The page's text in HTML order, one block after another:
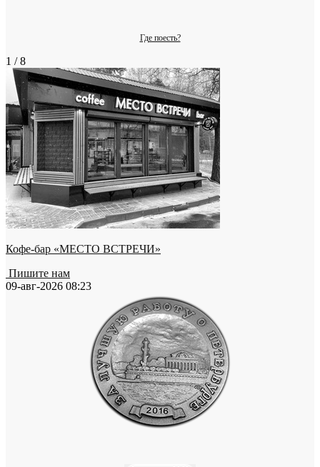
Где поесть?
1 / 8
Кофе-бар «МЕСТО ВСТРЕЧИ»
Пишите нам
09-авг-2026 08:23